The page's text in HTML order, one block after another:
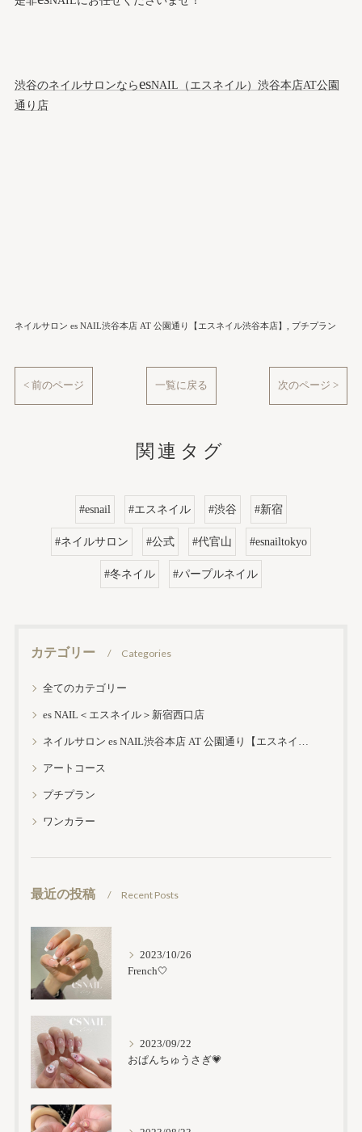
渋谷のネイルサロンならesNAIL（エスネイル）渋谷本店AT公園
通り店
ネイルサロン es NAIL渋谷本店 AT 公園通り【エスネイル渋谷本店】 プチプラン
< 前のページ 一覧に戻る 次のページ >
関連タグ
#esnail #エスネイル #渋谷 #新宿
#ネイルサロン #公式 #代官山 #esnailtokyo
#冬ネイル #パープルネイル
カテゴリー Categories
全てのカテゴリー
es NAIL＜エスネイル＞新宿西口店
ネイルサロン es NAIL渋谷本店 AT 公園通り【エスネイル渋谷本店】
アートコース
プチプラン
ワンカラー
最近の投稿 Recent Posts
2023/10/26
French🤍
2023/09/22
おぱんちゅうさぎ💗